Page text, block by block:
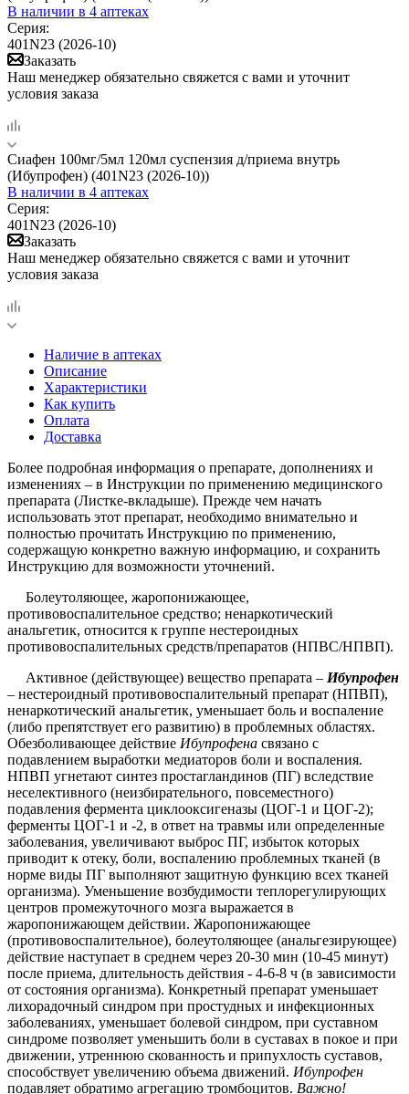
В наличии в 4 аптеках
Серия:
401N23 (2026-10)
Заказать
Наш менеджер обязательно свяжется с вами и уточнит
условия заказа
Сиафен 100мг/5мл 120мл суспензия д/приема внутрь
(Ибупрофен) (401N23 (2026-10))
В наличии в 4 аптеках
Серия:
401N23 (2026-10)
Заказать
Наш менеджер обязательно свяжется с вами и уточнит
условия заказа
Наличие в аптеках
Описание
Характеристики
Как купить
Оплата
Доставка
Более подробная информация о препарате, дополнениях и
изменениях – в Инструкции по применению медицинского
препарата (Листке-вкладыше). Прежде чем начать
использовать этот препарат, необходимо внимательно и
полностью прочитать Инструкцию по применению,
содержащую конкретно важную информацию, и сохранить
Инструкцию для возможности уточнений.
Болеутоляющее, жаропонижающее,
противовоспалительное средство; ненаркотический
анальгетик, относится к группе нестероидных
противовоспалительных средств/препаратов (НПВС/НПВП).
Активное (действующее) вещество препарата – Ибупрофен
– нестероидный противовоспалительный препарат (НПВП),
ненаркотический анальгетик, уменьшает боль и воспаление
(либо препятствует его развитию) в проблемных областях.
Обезболивающее действие Ибупрофена связано с
подавлением выработки медиаторов боли и воспаления.
НПВП угнетают синтез простагландинов (ПГ) вследствие
неселективного (неизбирательного, повсеместного)
подавления фермента циклооксигеназы (ЦОГ-1 и ЦОГ-2);
ферменты ЦОГ-1 и -2, в ответ на травмы или определенные
заболевания, увеличивают выброс ПГ, избыток которых
приводит к отеку, боли, воспалению проблемных тканей (в
норме виды ПГ выполняют защитную функцию всех тканей
организма). Уменьшение возбудимости теплорегулирующих
центров промежуточного мозга выражается в
жаропонижающем действии. Жаропонижающее
(противовоспалительное), болеутоляющее (анальгезирующее)
действие наступает в среднем через 20-30 мин (10-45 минут)
после приема, длительность действия - 4-6-8 ч (в зависимости
от состояния организма). Конкретный препарат уменьшает
лихорадочный синдром при простудных и инфекционных
заболеваниях, уменьшает болевой синдром, при суставном
синдроме позволяет уменьшить боли в суставах в покое и при
движении, утреннюю скованность и припухлость суставов,
способствует увеличению объема движений. Ибупрофен
подавляет обратимо агрегацию тромбоцитов. Важно!